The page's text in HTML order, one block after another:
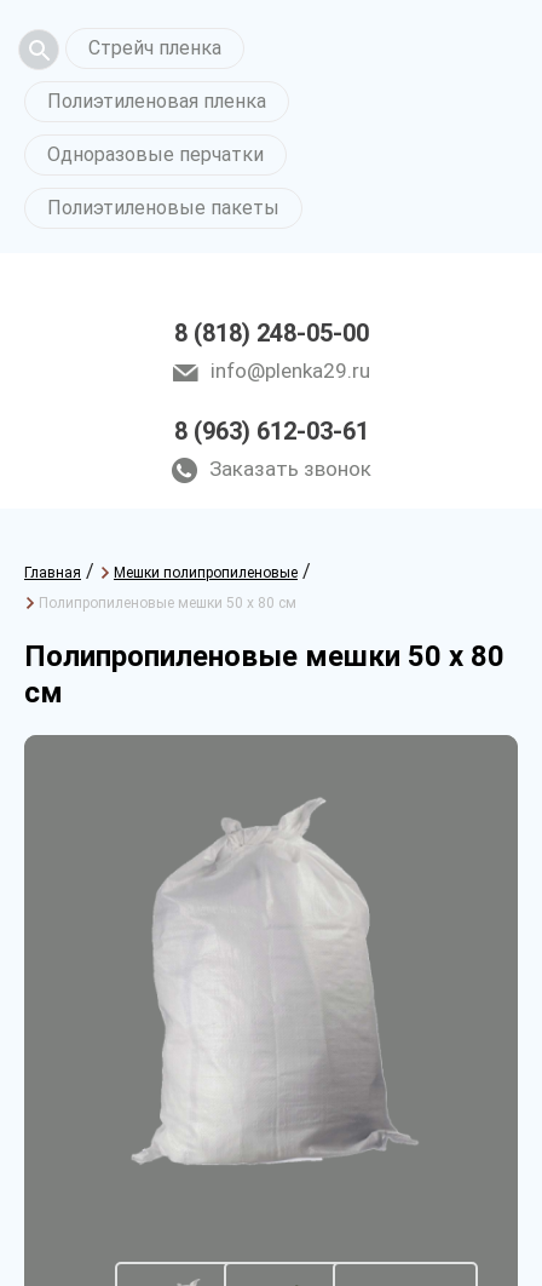
Стрейч пленка
Полиэтиленовая пленка
Одноразовые перчатки
Полиэтиленовые пакеты
8 (818) 248-05-00
info@plenka29.ru
8 (963) 612-03-61
Заказать звонок
Главная / Мешки полипропиленовые /
Полипропиленовые мешки 50 х 80 см
Полипропиленовые мешки 50 х 80
см